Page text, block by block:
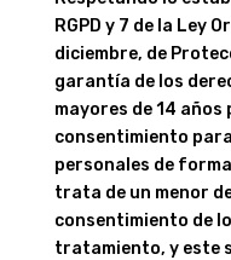
RGPD y 7 de la Ley
diciembre, de
garantía de los
mayores de 14
consentimiento
personales de
trata de un menor
consentimiento de
tratamiento, y este